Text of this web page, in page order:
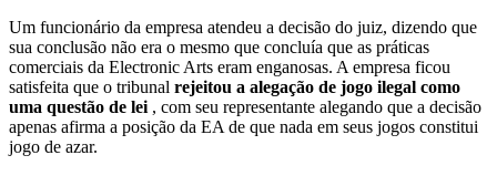
Um funcionário da empresa atendeu a decisão do juiz, dizendo que
sua conclusão não era o mesmo que concluía que as práticas
comerciais da Electronic Arts eram enganosas. A empresa ficou
satisfeita que o tribunal rejeitou a alegação de jogo ilegal como
uma questão de lei , com seu representante alegando que a decisão
apenas afirma a posição da EA de que nada em seus jogos constitui
jogo de azar.